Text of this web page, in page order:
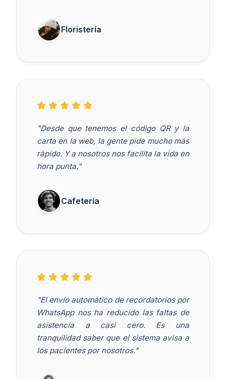
Floristería
"Desde que tenemos el código QR y la
carta en la web, la gente pide mucho más
rápido. Y a nosotros nos facilita la vida en
hora punta."
Cafetería
"El envío automático de recordatorios por
WhatsApp nos ha reducido las faltas de
asistencia a casi cero. Es una
tranquilidad saber que el sistema avisa a
los pacientes por nosotros."